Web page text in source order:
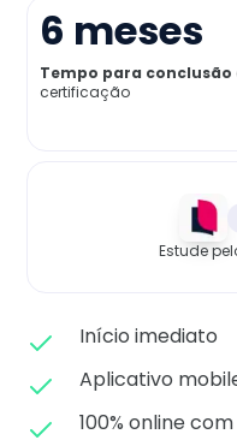
Credenciamento
Preço
6 meses
Tempo para conclusão
certificação
Estude
Início imediato
Aplicativo
100% online